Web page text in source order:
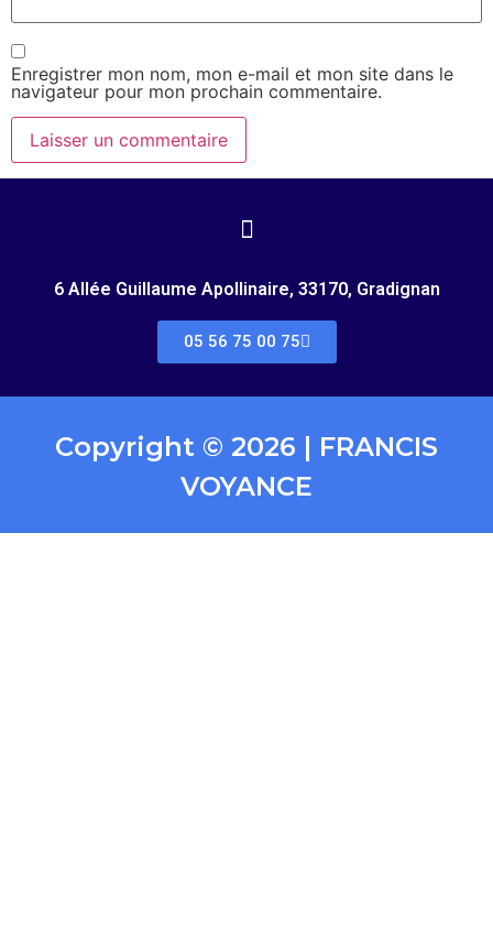
Enregistrer mon nom, mon e-mail et mon site dans le
navigateur pour mon prochain commentaire.
6 Allée Guillaume Apollinaire, 33170, Gradignan
05 56 75 00 75
Copyright © 2026 | FRANCIS
VOYANCE